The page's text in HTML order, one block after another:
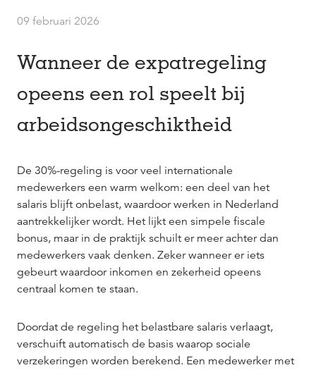
09 februari 2026
Wanneer de expatregeling
opeens een rol speelt bij
arbeidsongeschiktheid
De 30%-regeling is voor veel internationale
medewerkers een warm welkom: een deel van het
salaris blijft onbelast, waardoor werken in Nederland
aantrekkelijker wordt. Het lijkt een simpele fiscale
bonus, maar in de praktijk schuilt er meer achter dan
medewerkers vaak denken. Zeker wanneer er iets
gebeurt waardoor inkomen en zekerheid opeens
centraal komen te staan.
Doordat de regeling het belastbare salaris verlaagt,
verschuift automatisch de basis waarop sociale
verzekeringen worden berekend. Een medewerker met